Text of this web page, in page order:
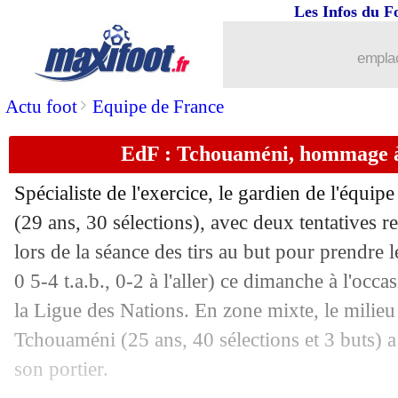
Actu foot> Equipe de France
Les Infos du
EdF : Tchouaméni, hommage
Spécialiste de l'exercice, le gardien de
(29 ans, 30 sélections), avec deux tentatives
lors de la séance des tirs au but pour prendre
0 5-4 t.a.b., 0-2 à l'aller) ce dimanche à
la Ligue des Nations. En zone mixte, le
Tchouaméni (25 ans, 40 sélections et 3 buts)
son portier.
: quel avenir pour Sancho ?
24/03 EdF: le message de Deschamps à
24/03 EdF: le coup franc, une première
Belgique: Garcia encensé par la
24/03 EdF : Giroud se sent "chanceux"
24/03 Juve: le message d'au revoir de Motta
24/03 Croatie: sept supporters en garde à
24/03 : Motta, un licenciement qui